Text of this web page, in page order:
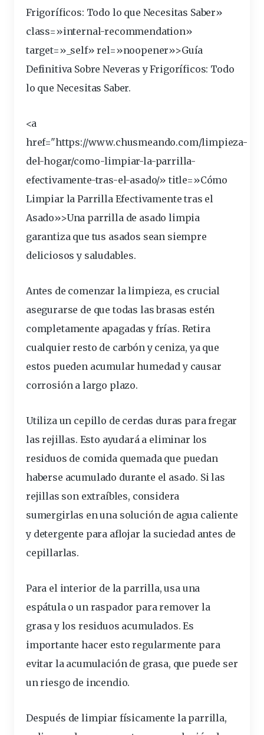
Frigoríficos: Todo lo que Necesitas Saber»
class=»internal-recommendation»
target=»_self» rel=»noopener»>Guía
Definitiva Sobre Neveras y Frigoríficos: Todo
lo que Necesitas Saber.
<a
href="https://www.chusmeando.com/limpieza-
del-hogar/como-limpiar-la-parrilla-
efectivamente-tras-el-asado/» title=»Cómo
Limpiar la Parrilla Efectivamente tras el
Asado»>Una parrilla de asado limpia
garantiza que tus asados sean siempre
deliciosos y saludables.
Antes de comenzar la limpieza, es crucial
asegurarse de que todas las brasas estén
completamente apagadas y frías. Retira
cualquierresto de carbón y ceniza, ya que
estos pueden acumular humedad y causar
corrosión a largo plazo.
Utiliza un cepillo de cerdas duras para fregar
lasrejillas. Esto ayudará a eliminar los
residuos de comida quemada que puedan
haberse acumulado durante el asado. Si las
rejillas son extraíbles, considera
sumergirlas en una solución de agua caliente
y detergente para aflojar la suciedad antes de
cepillarlas.
Para el interior de la parrilla, usa una
espátula o un raspador para remover la
grasa y los residuos acumulados. Es
importante hacer esto regularmente para
evitar la acumulación de grasa, que puede ser
un riesgo de incendio.
Después de limpiar físicamente la parrilla,